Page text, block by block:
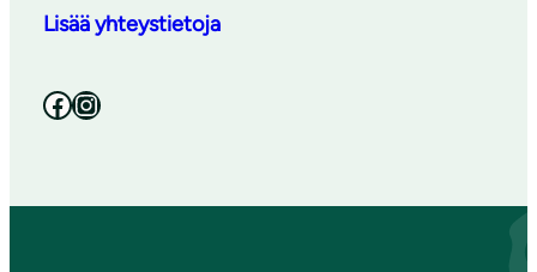
Lisää yhteystietoja
Facebook Instagram